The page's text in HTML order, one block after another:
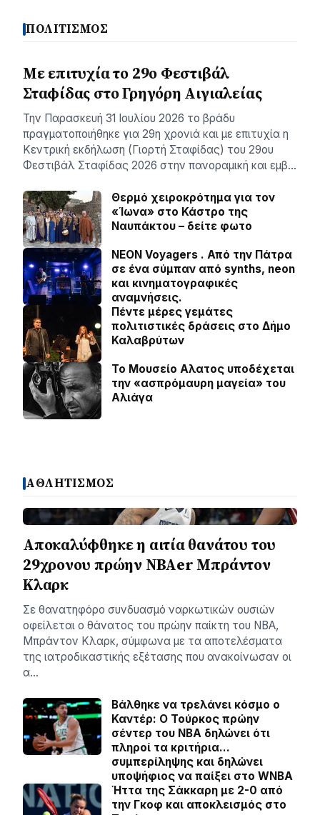
ΠΟΛΙΤΙΣΜΟΣ
Με επιτυχία το 29ο Φεστιβάλ
Σταφίδας στο Γρηγόρη Aιγιαλείας
Την Παρασκευή 31 Ιουλίου 2026 το βράδυ
πραγματοποιήθηκε για 29η χρονιά και με επιτυχία η
Κεντρική εκδήλωση (Γιορτή Σταφίδας) του 29ου
Φεστιβάλ Σταφίδας 2026 στην πανοραμική και εμβ…
Θερμό χειροκρότημα για τον
«Ίωνα» στο Κάστρο της
Ναυπάκτου – δείτε φωτο
NEON Voyagers . Από την Πάτρα
σε ένα σύμπαν από synths, neon
και κινηματογραφικές
αναμνήσεις.
Πέντε μέρες γεμάτες
πολιτιστικές δράσεις στο Δήμο
Καλαβρύτων
Το Μουσείο Αλατος υποδέχεται
την «ασπρόμαυρη μαγεία» του
Αλιάγα
ΑΘΛΗΤΙΣΜΟΣ
Αποκαλύφθηκε η αιτία θανάτου του
29χρονου πρώην NBAer Μπράντον
Κλαρκ
Σε θανατηφόρο συνδυασμό ναρκωτικών ουσιών
οφείλεται ο θάνατος του πρώην παίκτη του NBA,
Μπράντον Κλαρκ, σύμφωνα με τα αποτελέσματα
της ιατροδικαστικής εξέτασης που ανακοίνωσαν οι
α…
Βάλθηκε να τρελάνει κόσμο ο
Καντέρ: Ο Τούρκος πρώην
σέντερ του NBA δηλώνει ότι
πληροί τα κριτήρια…
συμπερίληψης και δηλώνει
υποψήφιος να παίξει στο WNBA
Ήττα της Σάκκαρη με 2-0 από
την Γκοφ και αποκλεισμός στο